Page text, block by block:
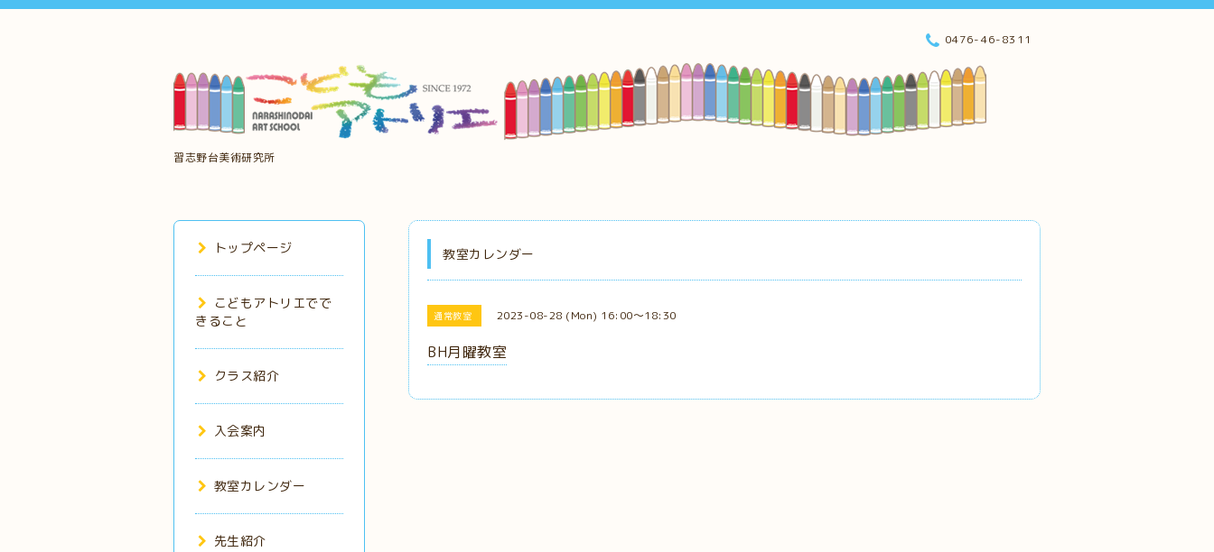
習志野台美術研究所
0476-46-8311
教室カレンダー
通常教室 2023-08-28 (Mon) 16:00～18:30
BH月曜教室
トップページ
こどもアトリエでで
きること
クラス紹介
入会案内
教室カレンダー
先生紹介